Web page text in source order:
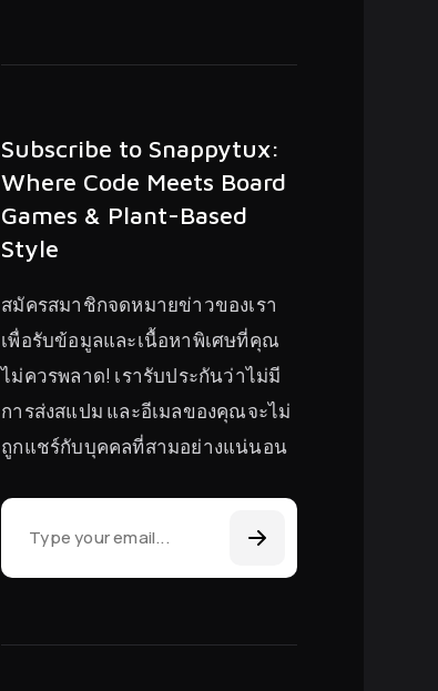
Subscribe to Snappytux:
Where Code Meets Board
Games & Plant-Based
Style
สมัครสมาชิกจดหมายข่าวของเรา
เพื่อรับข้อมูลและเนื้อหาพิเศษที่คุณ
ไม่ควรพลาด! เรารับประกันว่าไม่มี
การส่งสแปม และอีเมลของคุณจะไม่
ถูกแชร์กับบุคคลที่สามอย่างแน่นอน